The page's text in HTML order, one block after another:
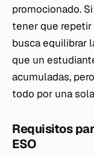
promocionado.
tener que
busca equilibrar
que un
acumuladas,
todo por una
Requisitos
ESO